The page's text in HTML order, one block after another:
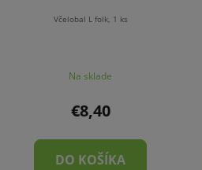
Včelobal L folk, 1 ks
Na sklade
€8,40
DO KOŠÍKA